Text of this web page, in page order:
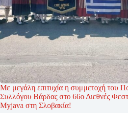
Με μεγάλη επιτυχία η συμμετοχή του
Συλλόγου Βάρδας στο 66ο Διεθνές
Myjava στη Σλοβακία!